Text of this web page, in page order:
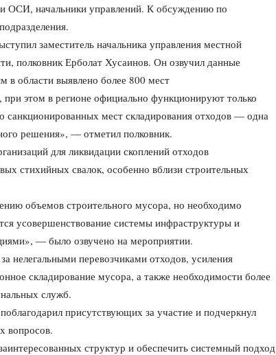
ОСИ, начальники управлений. К обсуждению по
заместитель начальника управления местной
полковник Ерболат Хусаинов. Он озвучил данные
в области выявлено более 800 мест
этом в регионе официально функционируют только
санкционированных мест складирования отходов — одна
решения», — отметил полковник.
для ликвидации скоплений отходов
стихийных свалок, особенно вблизи строительных
объемов строительного мусора, но необходимо
усовершенствование системы инфраструктуры и
— было озвучено на мероприятии.
нелегальными перевозчиками отходов, усиления
складирование мусора, а также необходимости более
служб.
присутствующих за участие и подчеркнул
вопросов.
структур и обеспечить системный подход